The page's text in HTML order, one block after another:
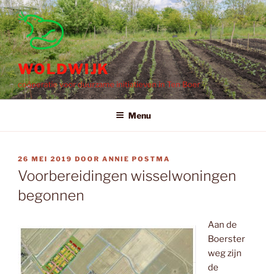
Ga
naar
de
inhoud
WOLDWIJK
coöperatie voor duurzame initiatieven in Ten Boer
Menu
GEPLAATST
OP
26 MEI 2019 DOOR ANNIE POSTMA
Voorbereidingen wisselwoningen
begonnen
Aan de
Boerster
weg zijn
de